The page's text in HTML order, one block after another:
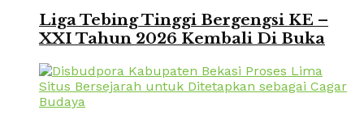
Liga Tebing Tinggi Bergengsi KE –
XXI Tahun 2026 Kembali Di Buka